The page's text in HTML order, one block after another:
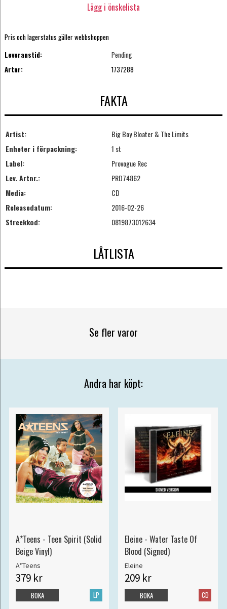
Lägg i önskelista
Pris och lagerstatus gäller webbshoppen
Leveranstid:
Pending
Artnr:
1737288
FAKTA
Artist:
Big Boy Bloater & The Limits
Enheter i förpackning:
1 st
Label:
Provogue Rec
Lev. Artnr.:
PRD74862
Media:
CD
Releasedatum:
2016-02-26
Streckkod:
0819873012634
LÅTLISTA
Se fler varor
Andra har köpt:
A*Teens - Teen Spirit (Solid
Beige Vinyl)
A*Teens
379 kr
LP
BOKA
Eleine - Water Taste Of
Blood (Signed)
Eleine
209 kr
CD
BOKA